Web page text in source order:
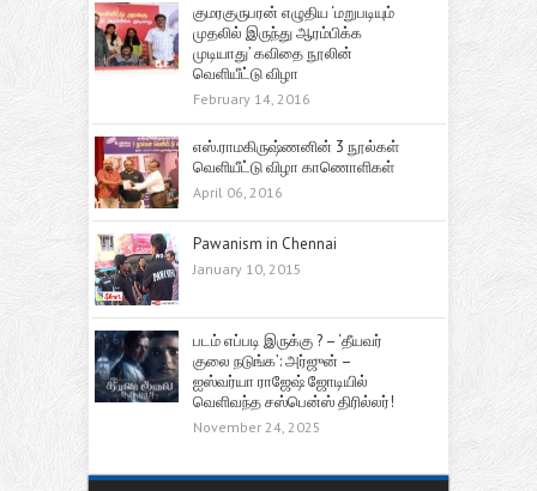
குமரகுருபரன் எழுதிய ‘மறுபடியும்
முதலில் இருந்து ஆரம்பிக்க
முடியாது’ கவிதை நூலின்
வெளியீட்டு விழா
February 14, 2016
எஸ்.ராமகிருஷ்ணனின் 3 நூல்கள்
வெளியீட்டு விழா காணொளிகள்
April 06, 2016
Pawanism in Chennai
January 10, 2015
படம் எப்படி இருக்கு ? – ‘தீயவர்
குலை நடுங்க’: அர்ஜுன் –
ஐஸ்வர்யா ராஜேஷ் ஜோடியில்
வெளிவந்த சஸ்பென்ஸ் திரில்லர்!
November 24, 2025